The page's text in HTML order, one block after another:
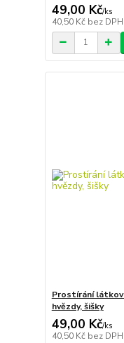
49,00 Kč/ks
40,50 Kč bez DPH
Prostírání
hvězdy, šišky
49,00 Kč/ks
40,50 Kč bez DPH